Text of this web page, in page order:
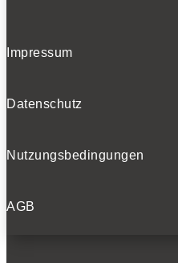
Impressum
Datenschutz
Nutzungsbedingungen
AGB